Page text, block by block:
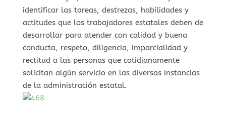
identificar las tareas, destrezas, habilidades y
actitudes que los trabajadores estatales deben de
desarrollar para atender con calidad y buena
conducta, respeto, diligencia, imparcialidad y
rectitud a las personas que cotidianamente
solicitan algún servicio en las diversas instancias
de la administración estatal.